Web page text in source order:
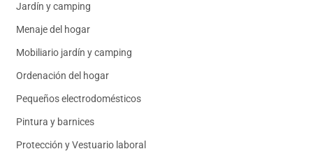
Jardín y camping
Menaje del hogar
Mobiliario jardín y camping
Ordenación del hogar
Pequeños electrodomésticos
Pintura y barnices
Protección y Vestuario laboral